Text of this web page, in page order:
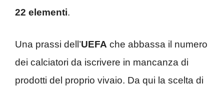
22 elementi.
Una prassi dell’UEFA che abbassa il numero
dei calciatori da iscrivere in mancanza di
prodotti del proprio vivaio. Da qui la scelta di